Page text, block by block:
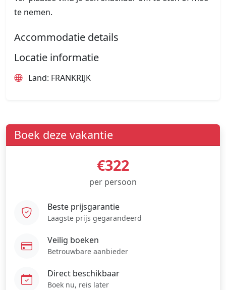
te nemen.
Accommodatie details
Locatie informatie
Land: FRANKRIJK
Boek deze vakantie
€322
per persoon
Beste prijsgarantie
Laagste prijs gegarandeerd
Veilig boeken
Betrouwbare aanbieder
Direct beschikbaar
Boek nu, reis later